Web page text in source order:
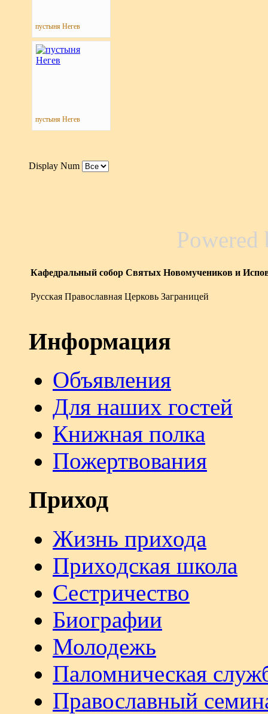
пустыня Негев
пустыня Негев
Display Num
Кафедральный собор Святых Новомучеников и
Русская Православная Церковь Заграницей
Информация
Объявления
Для наших гостей
Книжная полка
Пожертвования
Приход
Жизнь прихода
Приходская школа
Сестричество
Биографии
Молодежь
Паломническая
Православный